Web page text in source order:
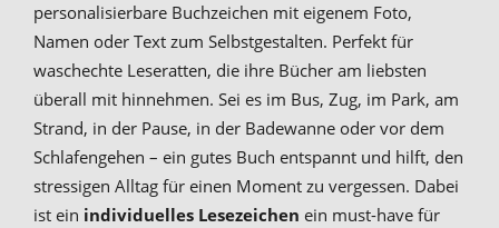
personalisierbare Buchzeichen mit eigenem Foto,
Namen oder Text zum Selbstgestalten. Perfekt für
waschechte Leseratten, die ihre Bücher am liebsten
überall mit hinnehmen. Sei es im Bus, Zug, im Park, am
Strand, in der Pause, in der Badewanne oder vor dem
Schlafengehen – ein gutes Buch entspannt und hilft, den
stressigen Alltag für einen Moment zu vergessen. Dabei
ist ein individuelles Lesezeichen ein must-have für